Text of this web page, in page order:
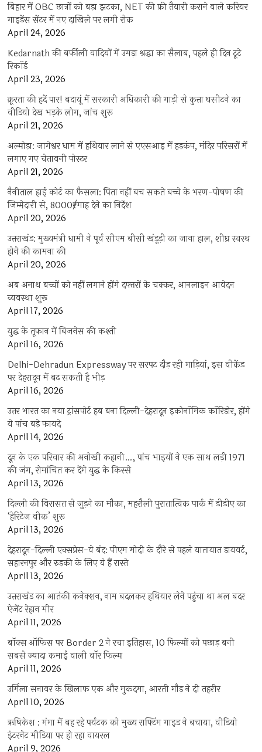
बिहार में OBC छात्रों को बड़ा झटका, NET की फ्री तैयारी कराने वाले करियर
गाइडेंस सेंटर में नए दाखिले पर लगी रोक
April 24, 2026
Kedarnath की बर्फीली वादियों में उमड़ा श्रद्धा का सैलाब, पहले ही दिन टूटे
रिकॉर्ड
April 23, 2026
क्रूरता की हदें पार! बदायूं में सरकारी अधिकारी की गाड़ी से कुत्ता घसीटने का
वीडियो देख भड़के लोग, जांच शुरू
April 21, 2026
अल्मोड़ा: जागेश्वर धाम में हथियार लाने से एएसआइ में हड़कंप, मंदिर परिसरों में
लगाए गए चेतावनी पोस्टर
April 21, 2026
नैनीताल हाई कोर्ट का फैसला: पिता नहीं बच सकते बच्चे के भरण-पोषण की
जिम्मेदारी से, 8000₹/माह देने का निर्देश
April 20, 2026
उत्तराखंड: मुख्यमंत्री धामी ने पूर्व सीएम बीसी खंडूड़ी का जाना हाल, शीघ्र स्वस्थ
होने की कामना की
April 20, 2026
अब अनाथ बच्चों को नहीं लगाने होंगे दफ्तरों के चक्कर, आनलाइन आवेदन
व्यवस्था शुरू
April 17, 2026
युद्ध के तूफान में बिजनेस की कश्ती
April 16, 2026
Delhi-Dehradun Expressway पर सरपट दौड़ रही गाड़ियां, इस वीकेंड
पर देहरादून में बढ़ सकती है भीड़
April 16, 2026
उत्तर भारत का नया ट्रांसपोर्ट हब बना दिल्ली-देहरादून इकोनॉमिक कॉरिडोर, होंगे
ये पांच बड़े फायदे
April 14, 2026
दून के एक परिवार की अनोखी कहानी…, पांच भाइयों ने एक साथ लड़ी 1971
की जंग, रोमांचित कर देंगे युद्ध के किस्से
April 13, 2026
दिल्ली की विरासत से जुड़ने का मौका, महरौली पुरातात्विक पार्क में डीडीए का
‘हेरिटेज वीक’ शुरू
April 13, 2026
देहरादून-दिल्ली एक्सप्रेस-वे बंद: पीएम मोदी के दौरे से पहले यातायात डायवर्ट,
सहारनपुर और रुड़की के लिए ये हैं रास्ते
April 13, 2026
उत्तराखंड का आतंकी कनेक्शन, नाम बदलकर हथियार लेने पहुंचा था अल बदर
ऐजेंट रेहान मीर
April 11, 2026
बॉक्स ऑफिस पर Border 2 ने रचा इतिहास, 10 फिल्मों को पछाड़ बनी
सबसे ज्यादा कमाई वाली वॉर फिल्म
April 11, 2026
उर्मिला सनावर के खिलाफ एक और मुकदमा, आरती गौड़ ने दी तहरीर
April 10, 2026
ऋषिकेश : गंगा में बह रहे पर्यटक को मुख्य राफ्टिंग गाइड ने बचाया, वीडियो
इंटरनेट मीडिया पर हो रहा वायरल
April 9, 2026